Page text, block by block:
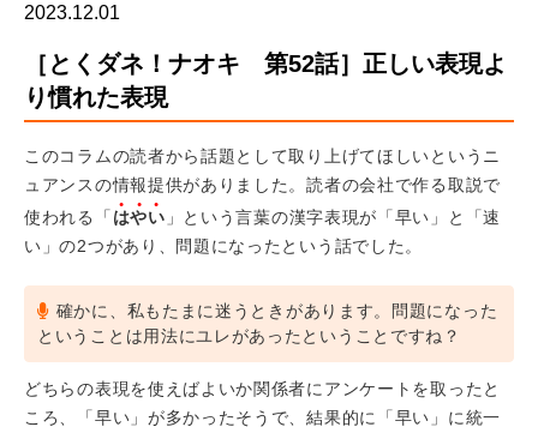
2023.12.01
［とくダネ！ナオキ 第52話］正しい表現よ
り慣れた表現
このコラムの読者から話題として取り上げてほしいというニ
ュアンスの情報提供がありました。読者の会社で作る取説で
使われる「はやい 」という言葉の漢字表現が「早い」と「速
い」の2つがあり、問題になったという話でした。
確かに、私もたまに迷うときがあります。問題になった
ということは用法にユレがあったということですね？
どちらの表現を使えばよいか関係者にアンケートを取ったと
ころ、「早い」が多かったそうで、結果的に「早い」に統一